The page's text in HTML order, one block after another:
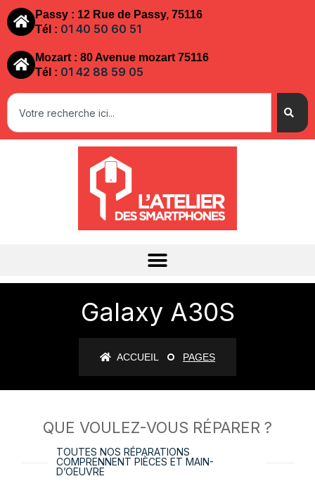
Passy : 12 Rue de Passy, 75116
Tél : 01 40 50 60 51
Mozart : 80 Avenue mozart 75116
Tél : 01 42 88 59 05
Galaxy A30S
ACCUEIL PAGES
QUE VOULEZ-VOUS RÉPARER ?
TOUTES NOS RÉPARATIONS
COMPRENNENT PIÈCES ET MAIN-
D’OEUVRE